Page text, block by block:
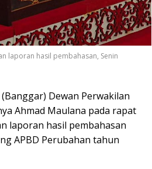
laporan hasil pembahasan, Senin
Dewan Perwakilan
Ahmad Maulana pada rapat
laporan hasil pembahasan
APBD Perubahan tahun